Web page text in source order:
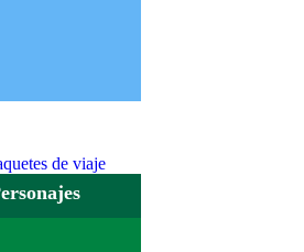
de viaje